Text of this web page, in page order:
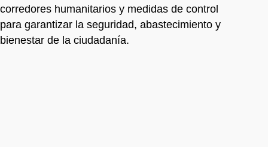
corredores humanitarios y medidas de control
para garantizar la seguridad, abastecimiento y
bienestar de la ciudadanía.